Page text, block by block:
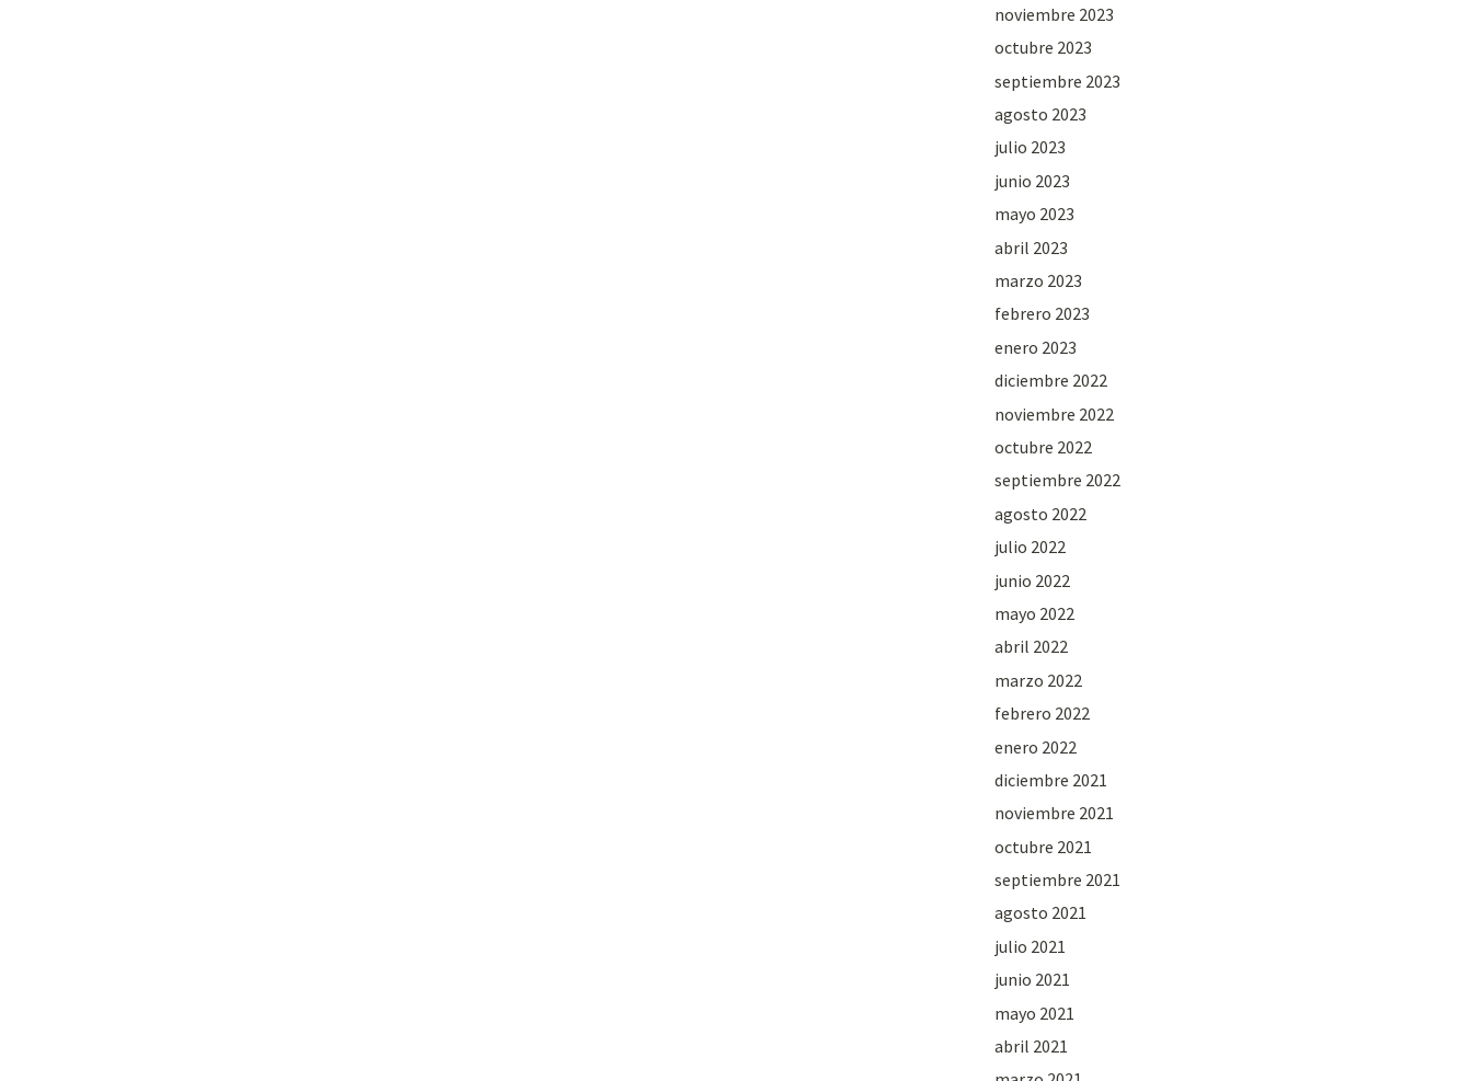
noviembre 2023
octubre 2023
septiembre 2023
agosto 2023
julio 2023
junio 2023
mayo 2023
abril 2023
marzo 2023
febrero 2023
enero 2023
diciembre 2022
noviembre 2022
octubre 2022
septiembre 2022
agosto 2022
julio 2022
junio 2022
mayo 2022
abril 2022
marzo 2022
febrero 2022
enero 2022
diciembre 2021
noviembre 2021
octubre 2021
septiembre 2021
agosto 2021
julio 2021
junio 2021
mayo 2021
abril 2021